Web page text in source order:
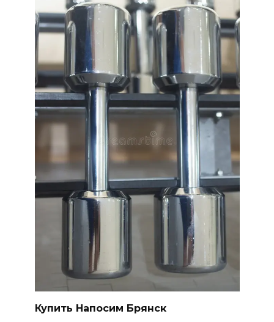
Купить Напосим Брянск